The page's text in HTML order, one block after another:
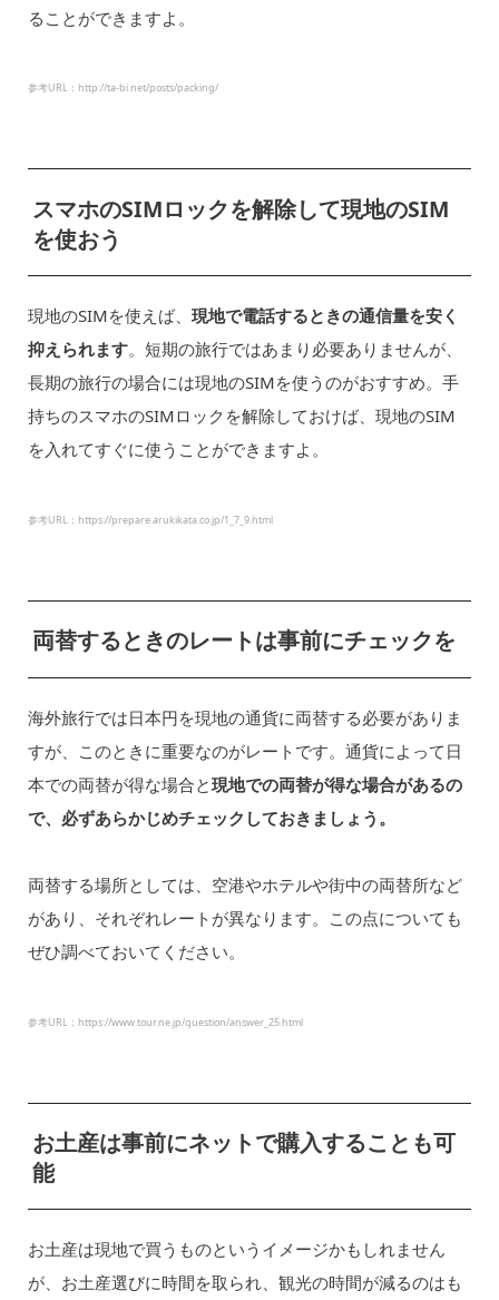
ることができますよ。
参考URL：http://ta-bi.net/posts/packing/
スマホのSIMロックを解除して現地のSIM
を使おう
現地のSIMを使えば、 現地で電話するときの通信量を安く
抑えられます。短期の旅行ではあまり必要ありませんが、
長期の旅行の場合には現地のSIMを使うのがおすすめ。手
持ちのスマホのSIMロックを解除しておけば、現地のSIM
を入れてすぐに使うことができますよ。
参考URL：https://prepare.arukikata.co.jp/1_7_9.html
両替するときのレートは事前にチェックを
海外旅行では日本円を現地の通貨に両替する必要がありま
すが、このときに重要なのがレートです。通貨によって日
本での両替が得な場合と現地での両替が得な場合があるの
で、必ずあらかじめチェックしておきましょう。
両替する場所としては、空港やホテルや街中の両替所など
があり、それぞれレートが異なります。この点についても
ぜひ調べておいてください。
参考URL：https://www.tour.ne.jp/question/answer_25.html
お土産は事前にネットで購入することも可
能
お土産は現地で買うものというイメージかもしれません
が、お土産選びに時間を取られ、観光の時間が減るのはも